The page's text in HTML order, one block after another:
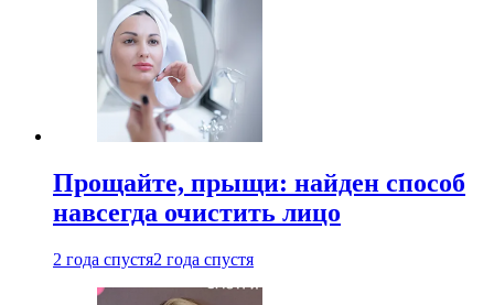
Прощайте, прыщи: найден способ
навсегда очистить лицо
2 года спустя2 года спустя